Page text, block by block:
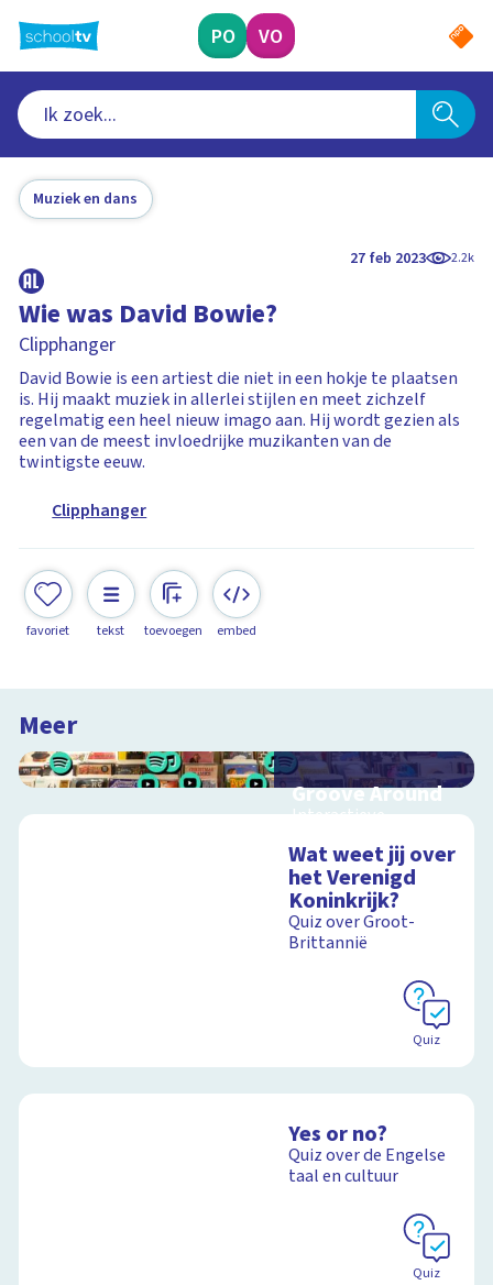
naar
hoofdinhoud
PO VO
Muziek en dans
27 feb 2023 2.2k
Wie was David Bowie?
Clipphanger
David Bowie is een artiest die niet in een hokje te plaatsen
is. Hij maakt muziek in allerlei stijlen en meet zichzelf
regelmatig een heel nieuw imago aan. Hij wordt gezien als
een van de meest invloedrijke muzikanten van de
twintigste eeuw.
Clipphanger
favoriet tekst toevoegen embed
Meer
Groove Around
Interactieve
muziek, vinyl en
festivals
Wat weet jij over
het Verenigd
Koninkrijk?
Quiz over Groot-
Brittannië
Quiz
Yes or no?
Quiz over de Engelse
taal en cultuur
Quiz